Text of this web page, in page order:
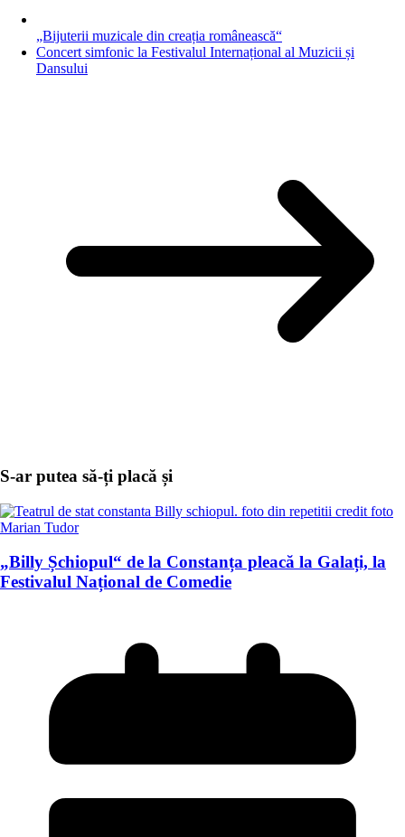
„Bijuterii muzicale din creația românească“
Concert simfonic la Festivalul Internațional al Muzicii și
Dansului
S-ar putea să-ți placă și
„Billy Șchiopul“ de la Constanța pleacă la Galați, la
Festivalul Național de Comedie